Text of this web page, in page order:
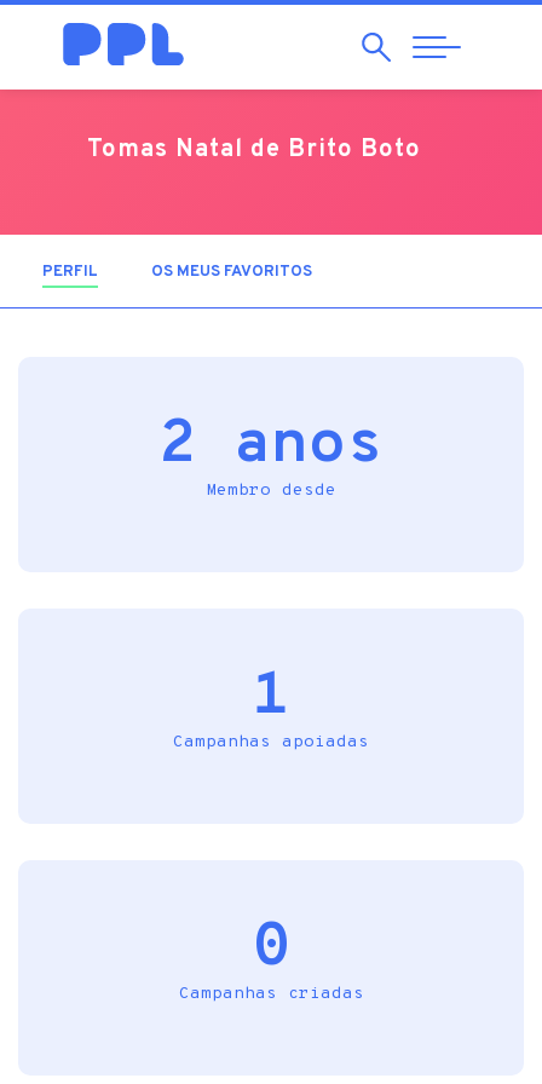
Pesquisar
Abrir
Navegação
Tomas Natal de Brito Boto
PERFIL (SEPARADOR ATIVO)
OS MEUS FAVORITOS
2 anos
Membro desde
1
Campanhas apoiadas
0
Campanhas criadas